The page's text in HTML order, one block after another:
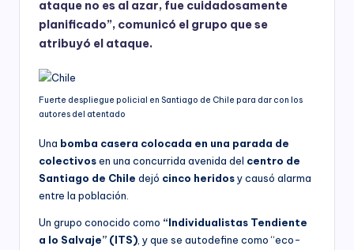
ataque no es al azar, fue cuidadosamente
planificado”, comunicó el grupo que se
atribuyó el ataque.
Fuerte despliegue policial en Santiago de Chile para dar con los
autores del atentado
Una bomba casera colocada en una parada de
colectivosen una concurrida avenida del centro de
Santiago de Chile dejó cinco heridosy causó alarma
entre la población.
Un grupo conocido como “Individualistas Tendiente
a lo Salvaje” (ITS), y que se autodefine como “eco-